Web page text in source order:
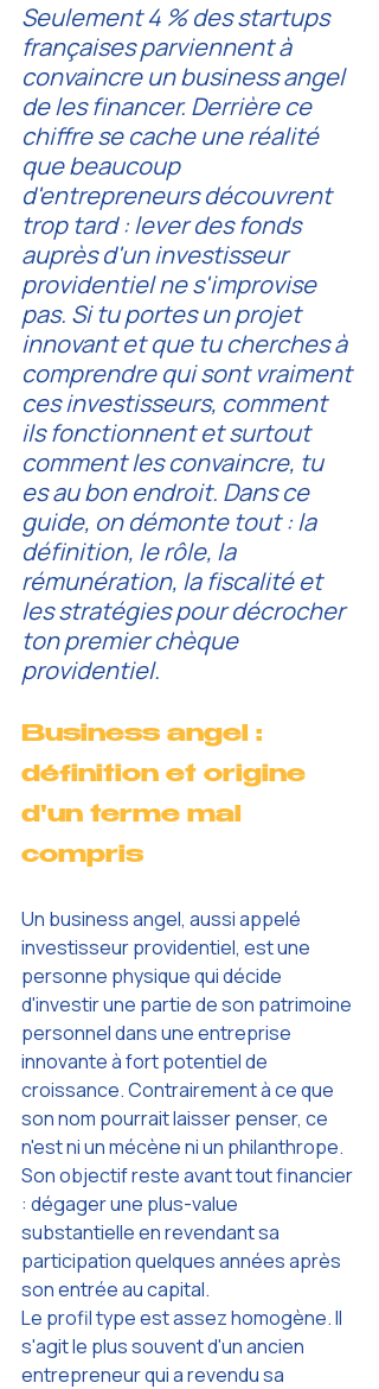
Seulement 4 % des startups
françaises parviennent à
convaincre un business angel
de les financer. Derrière ce
chiffre se cache une réalité
que beaucoup
d'entrepreneurs découvrent
trop tard : lever des fonds
auprès d'un investisseur
providentiel ne s'improvise
pas. Si tu portes un projet
innovant et que tu cherches à
comprendre qui sont vraiment
ces investisseurs, comment
ils fonctionnent et surtout
comment les convaincre, tu
es au bon endroit. Dans ce
guide, on démonte tout : la
définition, le rôle, la
rémunération, la fiscalité et
les stratégies pour décrocher
ton premier chèque
providentiel.
Business angel :
définition et origine
d'un terme mal
compris
Un business angel, aussi appelé
investisseur providentiel, est une
personne physique qui décide
d'investir une partie de son patrimoine
personnel dans une entreprise
innovante à fort potentiel de
croissance. Contrairement à ce que
son nom pourrait laisser penser, ce
n'est ni un mécène ni un philanthrope.
Son objectif reste avant tout financier
: dégager une plus-value
substantielle en revendant sa
participation quelques années après
son entrée au capital.
Le profil type est assez homogène. Il
s'agit le plus souvent d'un ancien
entrepreneur qui a revendu sa